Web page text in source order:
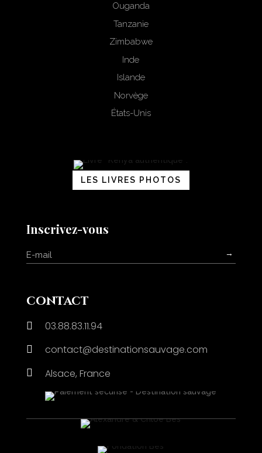
Ouganda
Tanzanie
Zimbabwe
Inde
Islande
Norvège
États-Unis
LES LIVRES PHOTOS
Inscrivez-vous
→
contact
 03.88.83.11.94
 contact@destinationsauvage.com
 Alsace, France